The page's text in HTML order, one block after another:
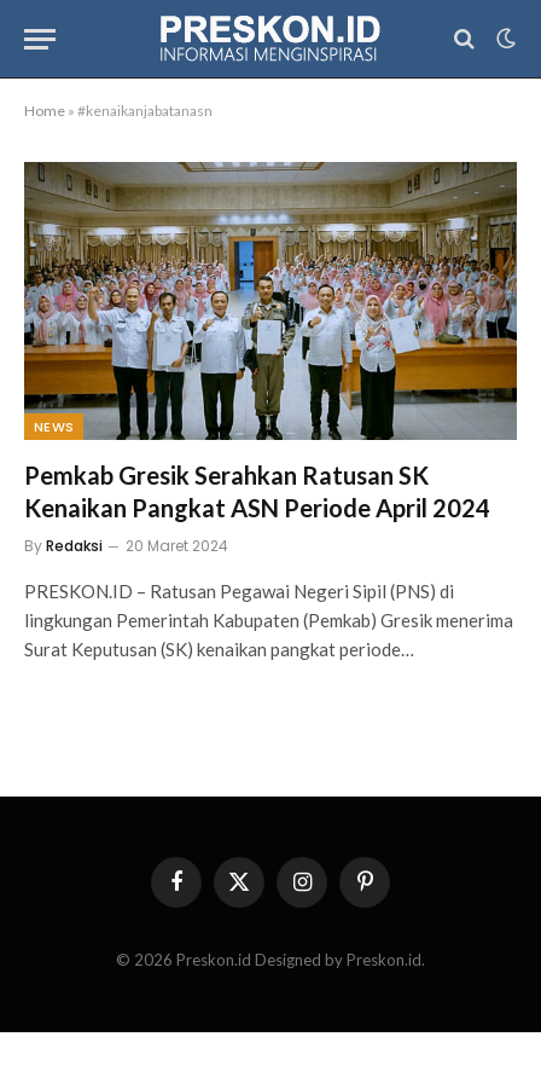
Home » #kenaikanjabatanasn
NEWS
Pemkab Gresik Serahkan Ratusan SK
Kenaikan Pangkat ASN Periode April 2024
ByRedaksi 20 Maret 2024
PRESKON.ID – Ratusan Pegawai Negeri Sipil (PNS) di
lingkungan Pemerintah Kabupaten (Pemkab) Gresik menerima
Surat Keputusan (SK) kenaikan pangkat periode…
FacebookX
(Twitter)
InstagramPinterest
© 2026 Preskon.id Designed by Preskon.id.